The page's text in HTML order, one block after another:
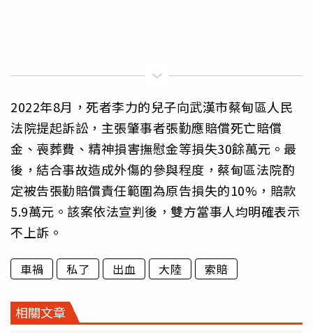
2022年8月，死者李力的兒子向武漢市蔡甸區人民
法院提起訴訟，主張肇事者張勤應賠償死亡賠償
金、喪葬費、精神損害撫慰金等損失30餘萬元。最
後，結合事故造成外傷的參與程度，蔡甸區法院酌
定被告張勤賠償責任範圍為原告損失的10%，賠款
5.9萬元。該案依法宣判後，雙方當事人均明確表示
不上訴。
車禍 私了 出血 大陸 索賠
相關文章